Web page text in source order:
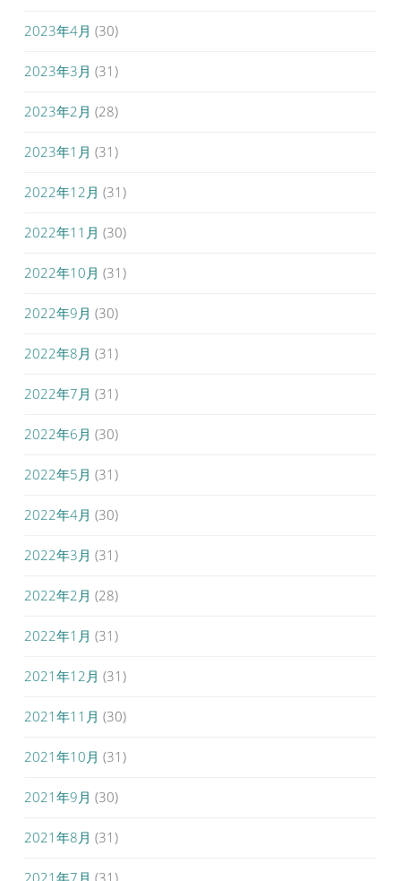
2023年4月 (30)
2023年3月 (31)
2023年2月 (28)
2023年1月 (31)
2022年12月 (31)
2022年11月 (30)
2022年10月 (31)
2022年9月 (30)
2022年8月 (31)
2022年7月 (31)
2022年6月 (30)
2022年5月 (31)
2022年4月 (30)
2022年3月 (31)
2022年2月 (28)
2022年1月 (31)
2021年12月 (31)
2021年11月 (30)
2021年10月 (31)
2021年9月 (30)
2021年8月 (31)
2021年7月 (31)